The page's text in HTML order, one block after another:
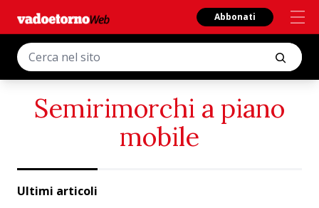
Abbonati
Semirimorchi a piano
mobile
Ultimi articoli